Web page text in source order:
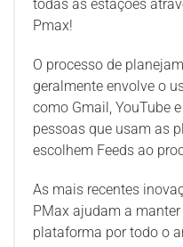
todas as estações
Pmax!
O processo de
geralmente envolve o
como Gmail, YouTube
pessoas que usam as
escolhem Feeds ao
As mais recentes
PMax ajudam a
plataforma por todo o